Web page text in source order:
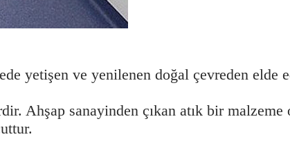
yetişen ve yenilenen doğal çevreden elde
Ahşap sanayinden çıkan atık bir